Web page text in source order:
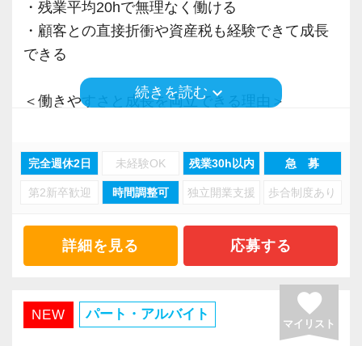
より成長スピードが上がったと感じています。
Q. 職場の雰囲気は？
A. 上司や先輩に相談しやすく、風通しの良い職
場だと感じています。
・税務経験を活かして成長したい方
・キャリアアップ志向のある方
・顧客対応や提案業務に挑戦したい方
・資産税など専門性を高めたい方
・将来的にマネジメントに関わりたい方
＜まずはカジュアル面談へ＞
・残業平均20hで無理なく働ける
・顧客との直接折衝や資産税も経験できて成長
できる
＜働きやすさと成長を両立できる理由＞
・分業体制で業務負担を軽減
・顧客対応や提案業務に集中可能
・資産税や相続など専門性の高い案件あり
・経験値が自然と積み上がる環境
・有給取得率90％以上
続きを読むkeyboard_arrow_down
完全週休2日 未経験OK 残業30h以内 急 募
第2新卒歓迎 時間調整可 独立開業支援 歩合制度あり
詳細を見る 応募する
NEW パート・アルバイト favorite
マイリスト